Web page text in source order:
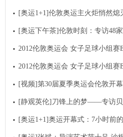
[奥运1+1]伦敦奥运主火炬悄然熄
[奥运下午茶]伦敦时刻：专访48
2012伦敦奥运会 女子足球小组赛
2012伦敦奥运会 女子足球小组赛
[视频]第30届夏季奥运会伦敦开幕
[静观英伦]刀锋上的梦——专访贝
[奥运1+1]奥运开幕式：7小时前